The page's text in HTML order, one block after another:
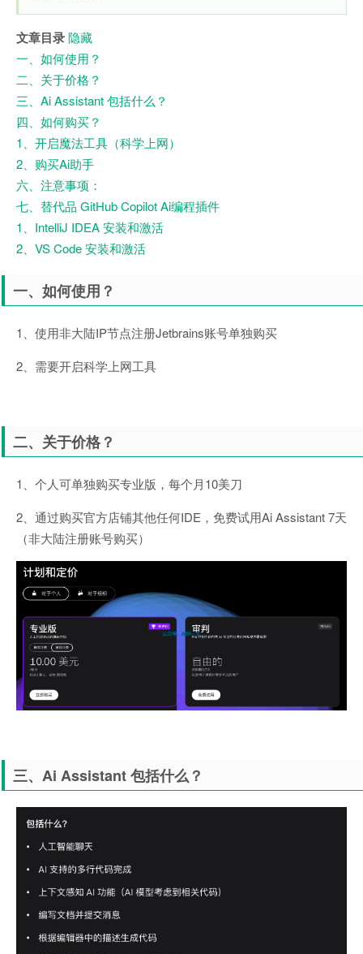
文章目录隐藏
一、如何使用？
二、关于价格？
三、Ai Assistant 包括什么？
四、如何购买？
1、开启魔法工具（科学上网）
2、购买Ai助手
六、注意事项：
七、替代品 GitHub Copilot Ai编程插件
1、IntelliJ IDEA 安装和激活
2、VS Code 安装和激活
一、如何使用？
1、使用非大陆IP节点注册Jetbrains账号单独购买
2、需要开启科学上网工具
二、关于价格？
1、个人可单独购买专业版，每个月10美刀
2、通过购买官方店铺其他任何IDE，免费试用Ai Assistant 7天
（非大陆注册账号购买）
三、Ai Assistant 包括什么？